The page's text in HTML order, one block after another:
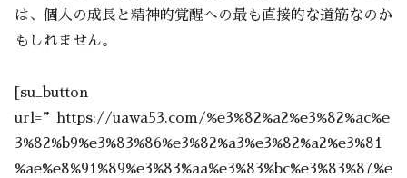
は、個人の成長と精神的覚醒への最も直接的な道筋なのか
もしれません。
[su_button
url=”https://uawa53.com/%e3%82%a2%e3%82%ac%e
3%82%b9%e3%83%86%e3%82%a3%e3%82%a2%e3%81
%ae%e8%91%89%e3%83%aa%e3%83%bc%e3%83%87%e